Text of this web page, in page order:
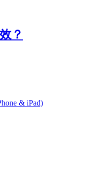
？
& iPad)